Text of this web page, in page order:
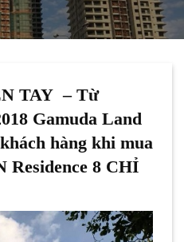
TAY – Từ
Gamuda Land
hàng khi mua
Residence 8 CHỈ